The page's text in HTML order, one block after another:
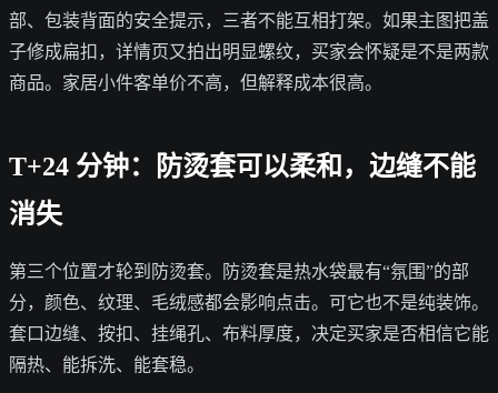
部、包装背面的安全提示，三者不能互相打架。如果主图把盖
子修成扁扣，详情页又拍出明显螺纹，买家会怀疑是不是两款
商品。家居小件客单价不高，但解释成本很高。
T+24 分钟：防烫套可以柔和，边缝不能
消失
第三个位置才轮到防烫套。防烫套是热水袋最有“氛围”的部
分，颜色、纹理、毛绒感都会影响点击。可它也不是纯装饰。
套口边缝、按扣、挂绳孔、布料厚度，决定买家是否相信它能
隔热、能拆洗、能套稳。